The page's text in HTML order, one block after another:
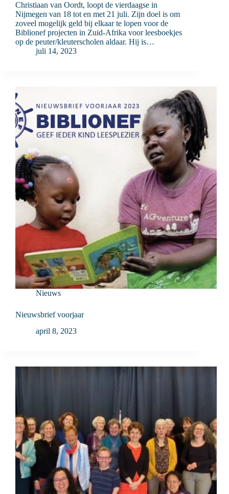
Christiaan van Oordt, loopt de vierdaagse in
Nijmegen van 18 tot en met 21 juli. Zijn doel is om
zoveel mogelijk geld bij elkaar te lopen voor de
Biblionef projecten in Zuid-Afrika voor leesboekjes
op de peuter/kleuterscholen aldaar. Hij is…
juli 14, 2023
Nieuws
Nieuwsbrief voorjaar
april 8, 2023